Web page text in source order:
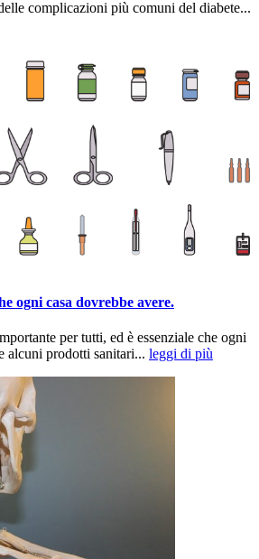
complicazioni più comuni del diabete...
ogni casa dovrebbe avere.
per tutti, ed è essenziale che ogni
alcuni prodotti sanitari... leggi di più